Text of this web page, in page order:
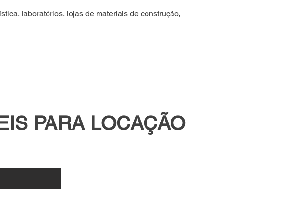
laboratórios, lojas de materiais de construção,
PARA LOCAÇÃO